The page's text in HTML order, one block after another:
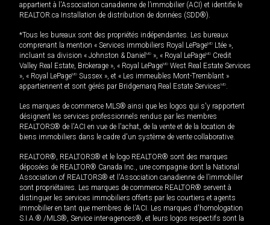
appartient à l'Association canadienne de l’immobilier (ACI) et identifie le
REALTOR.ca Installation de distribution de données (SDD®).
*Tous les bureaux sont des propriétés indépendantes. Les bureaux
comprenant la mention « Services immobiliers Royal LePageMD Ltée »,
incluant sa division « Johnston & Daniel MD », « Royal LePageMD Credit
Valley Real Estate, Brokerage », « Royal LePageMD West Real Estate Services
», « Royal LePageMD Sussex », et « Les immeubles Mont-Tremblant »
appartiennent et sont gérés par Bridgemarq Real Estate ServicesMD.
Les marques de commerce MLS® ainsi que les logos qui s'y rapportent
désignent les services professionnels rendus par les membres
REALTORS® de l'ACI en vue de l'achat, de la vente et de la location de
biens immobiliers dans le cadre d'un système de vente collaborative.
REALTOR®, REALTORS® et le logo REALTOR® sont des marques
déposées de REALTOR® Canada Inc., une compagnie dont la National
Association of REALTORS® et l'Association canadienne de l’immobilier
sont propriétaires. Les marques de commerce REALTOR® servent à
distinguer les services immobiliers offerts par les courtiers et agents
immobilier en tant que membres de l'ACI. Les marques d'homologation
S.I.A.® /MLS®, Service inter-agences®, et leurs logos respectifs sont la